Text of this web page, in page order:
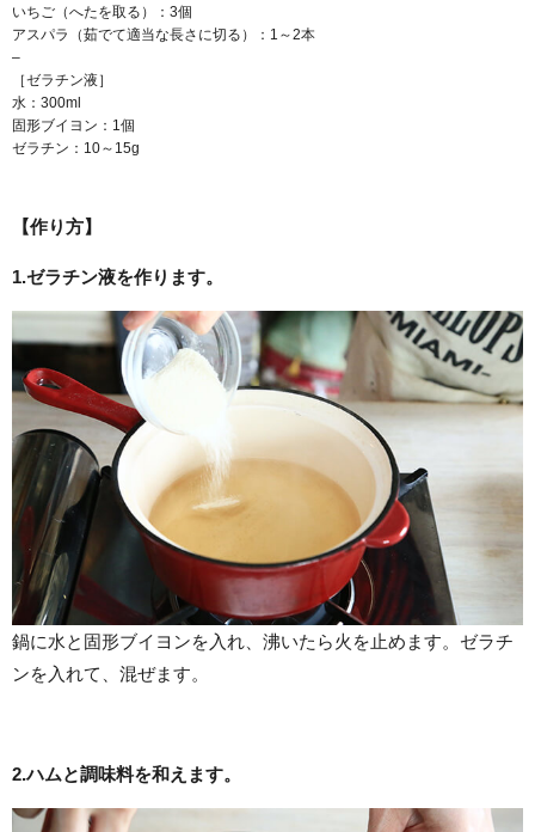
いちご（へたを取る）：3個
アスパラ（茹でて適当な長さに切る）：1～2本
–
［ゼラチン液］
水：300ml
固形ブイヨン：1個
ゼラチン：10～15g
【作り方】
1.ゼラチン液を作ります。
鍋に水と固形ブイヨンを入れ、沸いたら火を止めます。ゼラチ
ンを入れて、混ぜます。
2.ハムと調味料を和えます。